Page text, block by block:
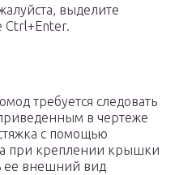
выделите
Ctrl+Enter.
требуется следовать
в чертеже
с помощью
при креплении крышки
ее внешний вид